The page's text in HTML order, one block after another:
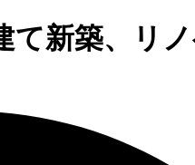
て新築、リ